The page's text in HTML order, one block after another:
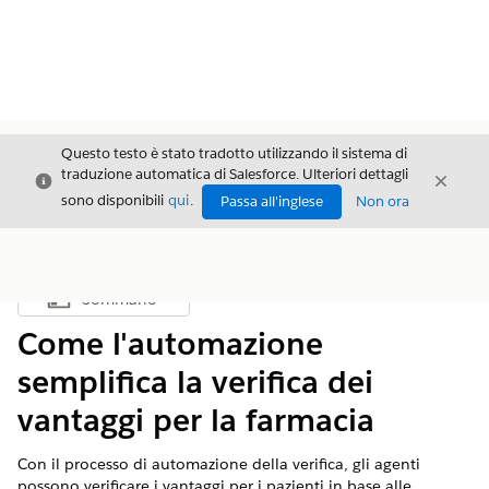
Chiudi
Questo testo è stato tradotto utilizzando il sistema di
traduzione automatica di Salesforce. Ulteriori dettagli
sono disponibili qui. Passa all'inglese Non ora
Chiudi
Mostra sommario
Sommario
Come l'automazione
semplifica la verifica dei
vantaggi per la farmacia
Con il processo di automazione della verifica, gli agenti